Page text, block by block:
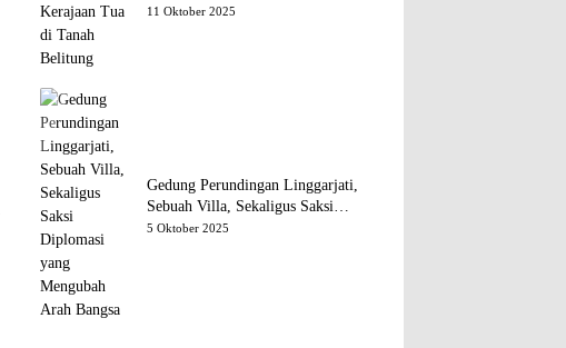
Belitung
11 Oktober 2025
Gedung Perundingan Linggarjati,
Sebuah Villa, Sekaligus Saksi
Diplomasi yang Mengubah Arah
5 Oktober 2025